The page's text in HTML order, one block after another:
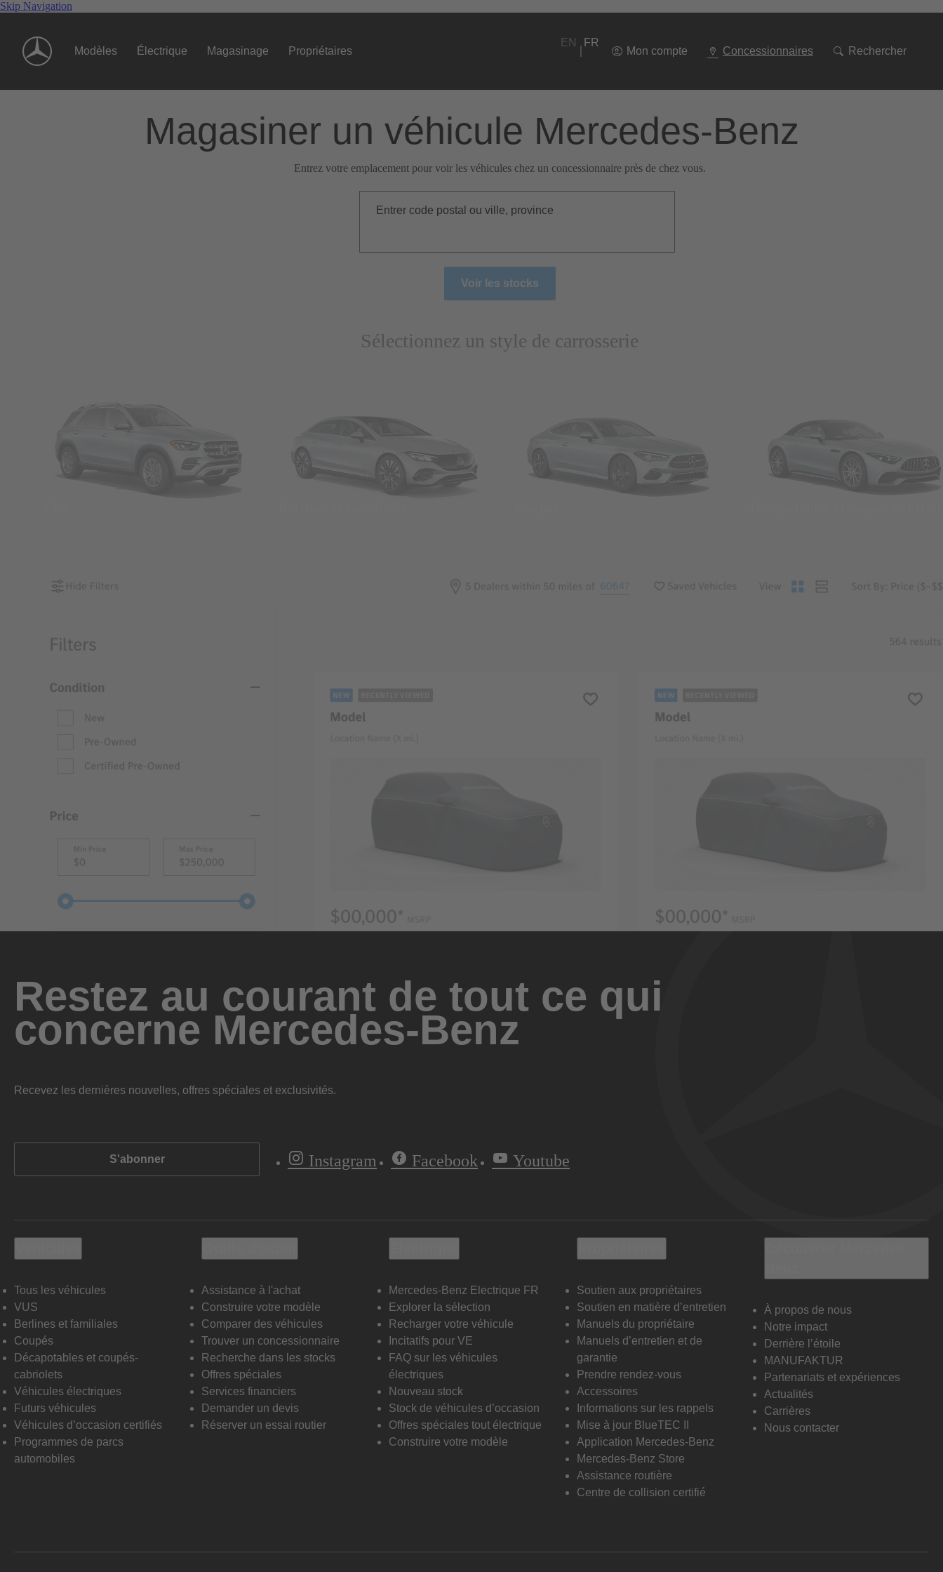
Skip Navigation
Modèles Électrique Magasinage Propriétaires
EN FR
Mon compte Concessionnaires Rechercher
navigation
Magasiner un véhicule Mercedes-Benz
Entrez votre emplacement pour voir les véhicules chez un concessionnaire près de chez vous.
Entrer code postal ou ville, province
Voir les stocks
Sélectionnez un style de carrosserie
Restez au courant de tout ce qui
concerne Mercedes-Benz
Recevez les dernières nouvelles, offres spéciales et exclusivités.
S'abonner Instagram Facebook Youtube
Tous les véhicules
VUS
Berlines et familiales
Coupés
Décapotables et coupés-
cabriolets
Véhicules électriques
Futurs véhicules
Véhicules d’occasion certifiés
Programmes de parcs
automobiles
Assistance à l'achat
Construire votre modèle
Comparer des véhicules
Trouver un concessionnaire
Recherche dans les stocks
Offres spéciales
Services financiers
Demander un devis
Réserver un essai routier
Mercedes-Benz Electrique FR
Explorer la sélection
Recharger votre véhicule
Incitatifs pour VE
FAQ sur les véhicules
électriques
Nouveau stock
Stock de véhicules d’occasion
Offres spéciales tout électrique
Construire votre modèle
Soutien aux propriétaires
Soutien en matière d’entretien
Manuels du propriétaire
Manuels d’entretien et de
garantie
Prendre rendez-vous
Accessoires
Informations sur les rappels
Mise à jour BlueTEC II
Application Mercedes-Benz
Mercedes-Benz Store
Assistance routière
Centre de collision certifié
À propos de nous
Notre impact
Derrière l’étoile
MANUFAKTUR
Partenariats et expériences
Actualités
Carrières
Nous contacter